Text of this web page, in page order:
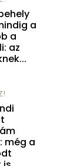
a
a
az
még a